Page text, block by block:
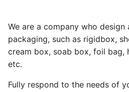
We are a company who
packaging, such as rigidbox,
cream box, soab box, foil bag,
etc.
Fully respond to the needs of